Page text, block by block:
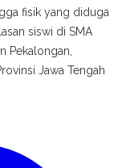
fisik yang diduga
siswi di SMA
Pekalongan,
Jawa Tengah